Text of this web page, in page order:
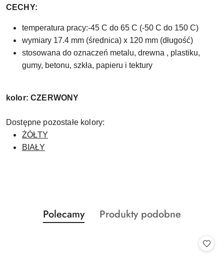
CECHY:
temperatura pracy:-45 C do 65 C (-50 C do 150 C)
wymiary 17.4 mm (średnica) x 120 mm (długość)
stosowana do oznaczeń metalu, drewna , plastiku,
gumy, betonu, szkła, papieru i tektury
kolor: CZERWONY
Dostępne pozostałe kolory:
ŻÓŁTY
BIAŁY
Pomiń karuzelę produktów
Produkty
o
Polecamy
Produkty
Produkty podobne